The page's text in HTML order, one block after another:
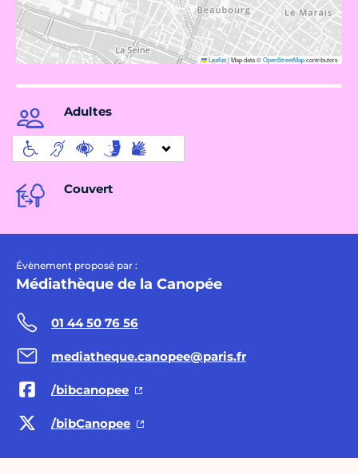
Leaflet|Map data ©OpenStreetMapcontributors
Adultes
Couvert
Évènement proposé par :
Médiathèque de la Canopée
01 44 50 76 56
mediatheque.canopee@paris.fr
/bibcanopee
/bibCanopee